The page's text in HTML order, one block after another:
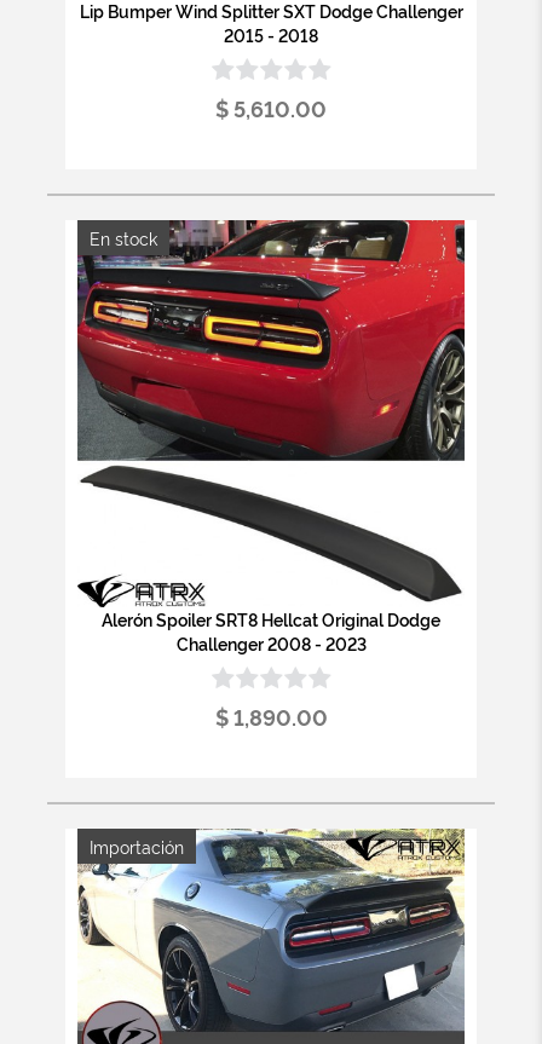
Lip Bumper Wind Splitter SXT Dodge Challenger
2015 - 2018
$ 5,610.00
En stock
Alerón Spoiler SRT8 Hellcat Original Dodge
Challenger 2008 - 2023
$ 1,890.00
Importación